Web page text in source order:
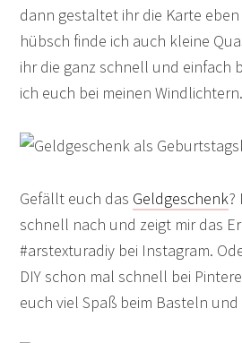
dann gestaltet ihr die Karte
hübsch finde ich auch kleine
ihr die ganz schnell und einfach
ich euch bei meinen Windlichtern.
Gefällt euch das Geldgeschenk?
schnell nach und zeigt mir das
#arstexturadiy bei Instagram.
DIY schon mal schnell bei
euch viel Spaß beim Basteln